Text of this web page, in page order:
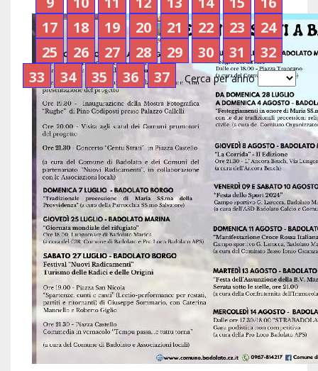
17
18 19 20 21 22 23
24
25
26 27 28 29 30 31
32
33
34 35 36 37 Cerca per anno